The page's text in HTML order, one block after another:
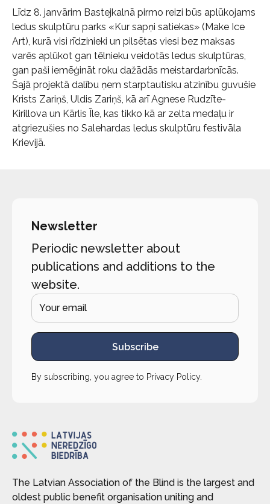
Līdz 8. janvārim Bastejkalnā pirmo reizi būs aplūkojams
ledus skulptūru parks «Kur sapņi satiekas» (Make Ice
Art), kurā visi rīdzinieki un pilsētas viesi bez maksas
varēs aplūkot gan tēlnieku veidotās ledus skulptūras,
gan paši iemēģināt roku dažādās meistardarbnīcās.
Šajā projektā dalību ņem starptautisku atzinību guvušie
Krists Zariņš, Uldis Zariņš, kā arī Agnese Rudzīte-
Kirillova un Kārlis Īle, kas tikko kā ar zelta medaļu ir
atgriezušies no Salehardas ledus skulptūru festivāla
Krievijā.
Newsletter
Periodic newsletter about
publications and additions to the
website.
Subscribe
By subscribing, you agree to Privacy Policy.
The Latvian Association of the Blind is the largest and
oldest public benefit organisation uniting and